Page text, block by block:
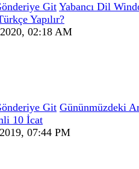
Yabancı Dil
Yapılır?
02:18 AM
Gününmüzdeki
10 İcat
07:44 PM